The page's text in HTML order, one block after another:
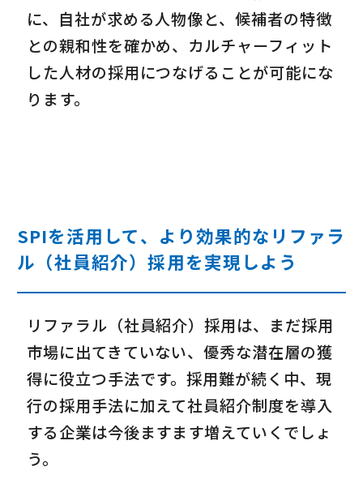
に、自社が求める人物像と、候補者の特徴
との親和性を確かめ、カルチャーフィット
した人材の採用につなげることが可能にな
ります。
SPIを活用して、より効果的なリファラ
ル（社員紹介）採用を実現しよう
リファラル（社員紹介）採用は、まだ採用
市場に出てきていない、優秀な潜在層の獲
得に役立つ手法です。採用難が続く中、現
行の採用手法に加えて社員紹介制度を導入
する企業は今後ますます増えていくでしょ
う。